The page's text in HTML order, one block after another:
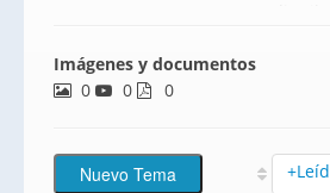
equipadas cocina
tarima, calefacción
Imágenes y documentos
0
0 0